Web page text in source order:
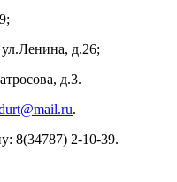
д.26;
д.3.
.
8(34787) 2-10-39.